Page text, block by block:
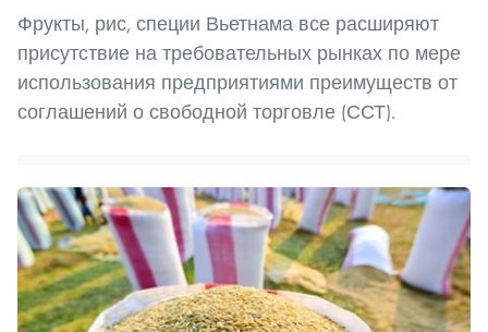
Фрукты, рис, специи Вьетнама все расширяют
присутствие на требовательных рынках по мере
использования предприятиями преимуществ от
соглашений о свободной торговле (ССТ).